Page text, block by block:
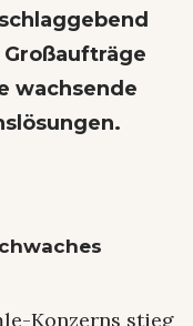
wachsende
Konzerns stieg